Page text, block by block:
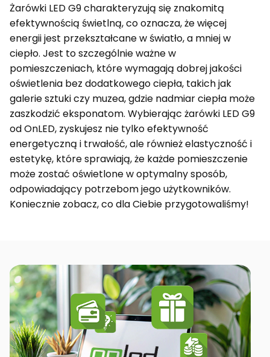
Żarówki LED G9 charakteryzują się znakomitą
efektywnością świetlną, co oznacza, że więcej
energii jest przekształcane w światło, a mniej w
ciepło. Jest to szczególnie ważne w
pomieszczeniach, które wymagają dobrej jakości
oświetlenia bez dodatkowego ciepła, takich jak
galerie sztuki czy muzea, gdzie nadmiar ciepła może
zaszkodzić eksponatom. Wybierając żarówki LED G9
od OnLED, zyskujesz nie tylko efektywność
energetyczną i trwałość, ale również elastyczność i
estetykę, które sprawiają, że każde pomieszczenie
może zostać oświetlone w optymalny sposób,
odpowiadający potrzebom jego użytkowników.
Koniecznie zobacz, co dla Ciebie przygotowaliśmy!